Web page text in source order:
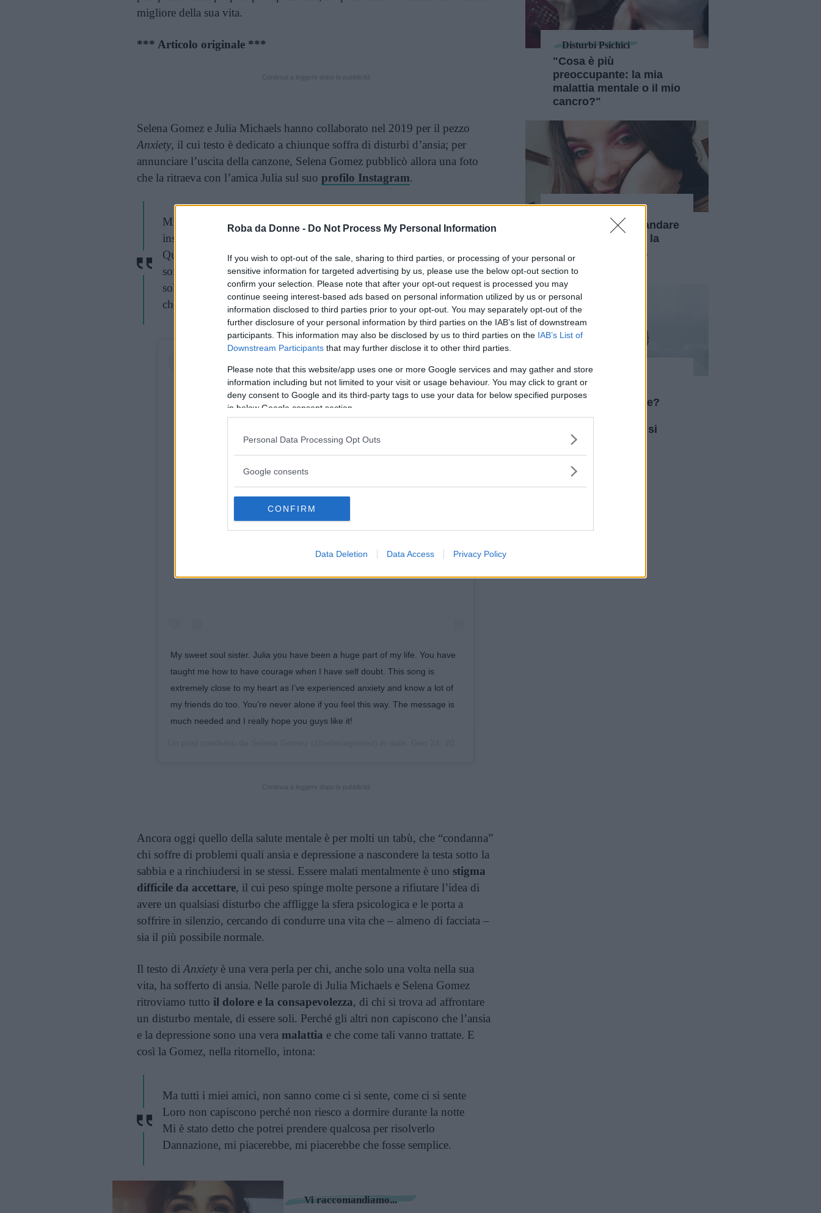
Roba da Donne - Do Not Process My Personal Information
If you wish to opt-out of the sale, sharing to third parties, or processing of your personal or
sensitive information for targeted advertising by us, please use the below opt-out section to
confirm your selection. Please note that after your opt-out request is processed you may
continue seeing interest-based ads based on personal information utilized by us or personal
information disclosed to third parties prior to your opt-out. You may separately opt-out of the
further disclosure of your personal information by third parties on the IAB’s list of downstream
participants. This information may also be disclosed by us to third parties on the IAB’s List of
Downstream Participants that may further disclose it to other third parties.
Please note that this website/app uses one or more Google services and may gather and store
information including but not limited to your visit or usage behaviour. You may click to grant or
deny consent to Google and its third-party tags to use your data for below specified purposes
in below Google consent section.
Personal Data Processing Opt Outs
Google consents
CONFIRM
Data Deletion Data Access Privacy Policy
migliore della sua vita.
*** Articolo originale ***
Selena Gomez e Julia Michaels hanno collaborato nel 2019 per il pezzo
Anxiety, il cui testo è dedicato a chiunque soffra di disturbi d’ansia; per
annunciare l’uscita della canzone, Selena Gomez pubblicò allora una foto
che la ritraeva con l’amica Julia sul suo profilo Instagram.
Mia dolce sorella, sei una parte importante della mia vita. Mi hai
insegnato come mostrare coraggio quando ho dei dubbi su me stessa.
Questa canzone mi è profondamente vicina al cuore, perché ho
sofferto di ansia e so che è successo anche a molti miei amici. Non sei
solo, se ti senti così. Questo messaggio è davvero importante e spero
che il brano vi piaccia.
My sweet soul sister. Julia you have been a huge part of my life. You have
taught me how to have courage when I have self doubt. This song is
extremely close to my heart as I’ve experienced anxiety and know a lot of
my friends do too. You’re never alone if you feel this way. The message is
much needed and I really hope you guys like it!
Ancora oggi quello della salute mentale è per molti un tabù, che “condanna”
chi soffre di problemi quali ansia e depressione a nascondere la testa sotto la
sabbia e a rinchiudersi in se stessi. Essere malati mentalmente è uno stigma
difficile da accettare, il cui peso spinge molte persone a rifiutare l’idea di
avere un qualsiasi disturbo che affligge la sfera psicologica e le porta a
soffrire in silenzio, cercando di condurre una vita che – almeno di facciata –
sia il più possibile normale.
Il testo di Anxiety è una vera perla per chi, anche solo una volta nella sua
vita, ha sofferto di ansia. Nelle parole di Julia Michaels e Selena Gomez
ritroviamo tutto il dolore e la consapevolezza, di chi si trova ad affrontare
un disturbo mentale, di essere soli. Perché gli altri non capiscono che l’ansia
e la depressione sono una vera malattia e che come tali vanno trattate. E
così la Gomez, nella ritornello, intona:
Ma tutti i miei amici, non sanno come ci si sente, come ci si sente
Loro non capiscono perché non riesco a dormire durante la notte
Mi è stato detto che potrei prendere qualcosa per risolverlo
Dannazione, mi piacerebbe, mi piacerebbe che fosse semplice.
Vi raccomandiamo...
Disturbi Psichici
"Cosa è più
preoccupante: la mia
malattia mentale o il mio
cancro?"
Disturbi Psichici
"Come riesco ad andare
avanti nonostante la
lotta contro la mia
malattia mentale"
Disturbi Psichici
Soffri di disturbo
affettivo stagionale?
Scopri come si
manifesta e come si
cura